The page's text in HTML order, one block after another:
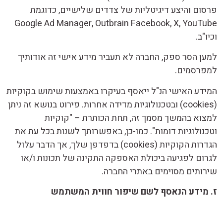
פרסום והיצע דיגיטליות של צדדים שלישיים, כדוגמת
Google Ad Manager, Outbrain Facebook, X, YouTube
וכיו"ב.
למען הסר ספק, החברה לא תעביר מידע אישי זה אודותיך
למפרסמים.
המידע האישי הנ"ל ייאסף בעיקרו באמצעות שימוש בקוקיות
(cookies) ובטכנולוגיות מדידה אחרות. פירוט בנושא זה ניתן
למצוא בהמשך מסמך זה, תחת הכותרת – "קוקיות
וטכנולוגיות דומות". כמו-כן, באפשרותך לשנות בכל עת את
הגדרות הקוקיות (cookies) בדפדפן שלך, אך הדבר עלול
לגרום לפגיעה ביכולת האספקה התקינה של תכונות ו/או
שירותים מסוימים באתרי החברה.
ז. מידע הנאסף לשם שיפור חווית המשתמש